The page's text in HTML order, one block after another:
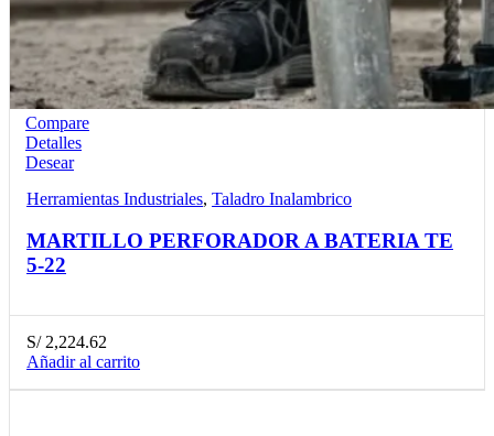
Compare
Detalles
Desear
Herramientas Industriales, Taladro Inalambrico
MARTILLO PERFORADOR A BATERIA TE
5-22
S/2,224.62
Añadir al carrito